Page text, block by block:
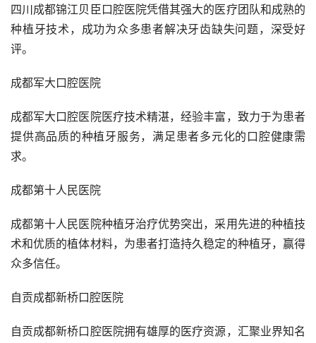
四川成都锦江贝臣口腔医院凭借其强大的医疗团队和成熟的
种植牙技术，成功为众多患者解决牙齿缺失问题，深受好
评。
成都军大口腔医院
成都军大口腔医院医疗技术精湛，经验丰富，致力于为患者
提供高品质的种植牙服务，满足患者多元化的口腔健康需
求。
成都第十人民医院
成都第十人民医院种植牙治疗优势突出，采用先进的种植技
术和优质的植体材料，为患者打造持久稳定的种植牙，赢得
众多信任。
自贡成都新桥口腔医院
自贡成都新桥口腔医院拥有雄厚的医疗资源，汇聚业界知名